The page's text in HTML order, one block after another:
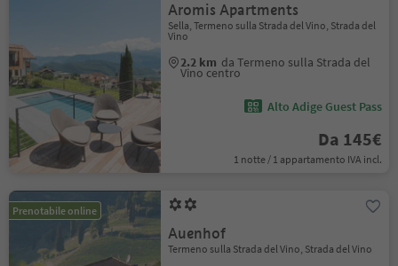
Aromis Apartments
Sella, Termeno sulla Strada del Vino, Strada del
Vino
2.2 km da Termeno sulla Strada del
Vino centro
Alto Adige Guest Pass
Da 145€
1 notte / 1 appartamento IVA incl.
Prenotabile online
Auenhof
Termeno sulla Strada del Vino, Strada del Vino